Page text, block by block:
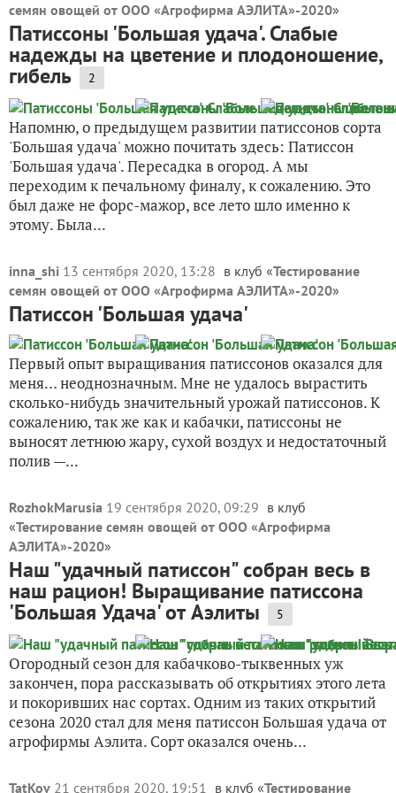
семян овощей от ООО «Агрофирма АЭЛИТА»-2020»
Патиссоны 'Большая удача'. Слабые
надежды на цветение и плодоношение,
гибель 2
Напомню, о предыдущем развитии патиссонов сорта
'Большая удача' можно почитать здесь: Патиссон
'Большая удача'. Пересадка в огород. А мы
переходим к печальному финалу, к сожалению. Это
был даже не форс-мажор, все лето шло именно к
этому. Была...
inna_shi 13 сентября 2020, 13:28 в клуб «Тестирование
семян овощей от ООО «Агрофирма АЭЛИТА»-2020»
Патиссон 'Большая удача'
Первый опыт выращивания патиссонов оказался для
меня… неоднозначным. Мне не удалось вырастить
сколько-нибудь значительный урожай патиссонов. К
сожалению, так же как и кабачки, патиссоны не
выносят летнюю жару, сухой воздух и недостаточный
полив —...
RozhokMarusia 19 сентября 2020, 09:29 в клуб
«Тестирование семян овощей от ООО «Агрофирма
АЭЛИТА»-2020»
Наш "удачный патиссон" собран весь в
наш рацион! Выращивание патиссона
'Большая Удача' от Аэлиты 5
Огородный сезон для кабачково-тыквенных уж
закончен, пора рассказывать об открытиях этого лета
и покоривших нас сортах. Одним из таких открытий
сезона 2020 стал для меня патиссон Большая удача от
агрофирмы Аэлита. Сорт оказался очень...
TatKov 21 сентября 2020, 19:51 в клуб «Тестирование